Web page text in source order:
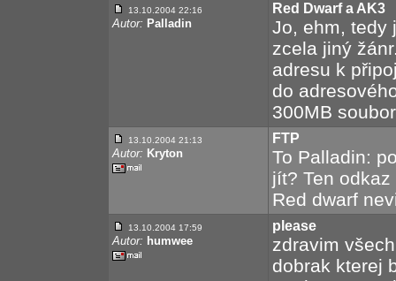
13.10.2004 22:16
Autor: Palladin
Red Dwarf a AK3
Jo, ehm, tedy
zcela jiný
adresu k
do
300MB
13.10.2004 21:13
Autor: Kryton
FTP
To Palladin:
jít? Ten
Red dwarf
13.10.2004 17:59
Autor: humwee
please
zdravim
dobrak kterej